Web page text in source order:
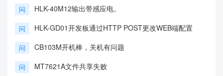
问 HLK-40M12输出带感应电。
问 HLK-GD01开发板通过HTTP POST更改WEB端配置
问 CB103M开机棒，关机有问题
问 MT7621A文件共享失败